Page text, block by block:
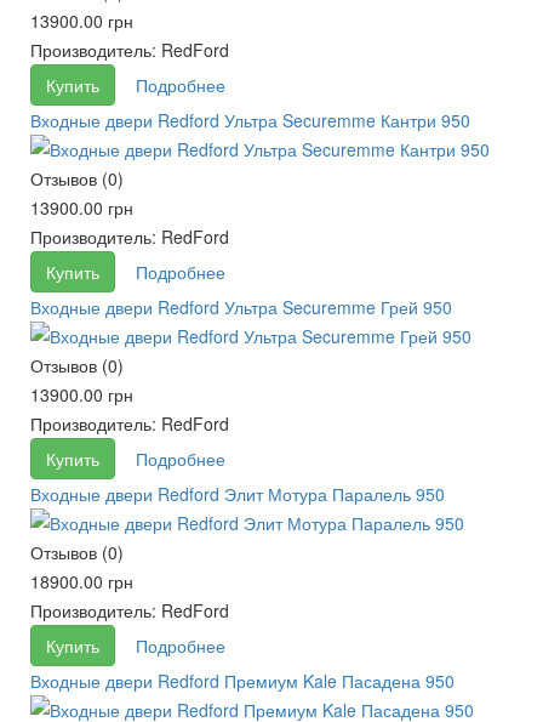
13900.00 грн
Производитель: RedFord
Купить
Подробнее
Входные двери Redford Ультра Securemme Кантри 950
Отзывов (0)
13900.00 грн
Производитель: RedFord
Купить
Подробнее
Входные двери Redford Ультра Securemme Грей 950
Отзывов (0)
13900.00 грн
Производитель: RedFord
Купить
Подробнее
Входные двери Redford Элит Мотура Паралель 950
Отзывов (0)
18900.00 грн
Производитель: RedFord
Купить
Подробнее
Входные двери Redford Премиум Kale Пасадена 950